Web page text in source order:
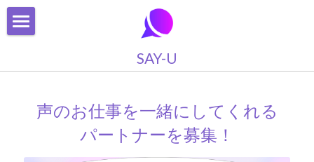
SAY-U
SAY-Uプレミアム
プライバシーポリシー
声のお仕事を一緒にしてくれる
パートナーを募集！